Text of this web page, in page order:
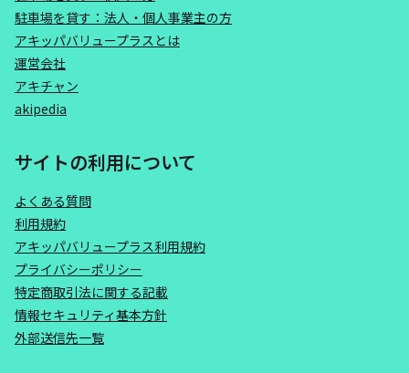
駐車場を貸す：法人・個人事業主の方
アキッパバリュープラスとは
運営会社
アキチャン
akipedia
サイトの利用について
よくある質問
利用規約
アキッパバリュープラス利用規約
プライバシーポリシー
特定商取引法に関する記載
情報セキュリティ基本方針
外部送信先一覧